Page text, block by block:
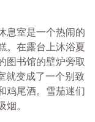
息室是一个热闹的
。在露台上沐浴夏
图书馆的壁炉旁取
就变成了一个别致
鸡尾酒。雪茄迷们
。